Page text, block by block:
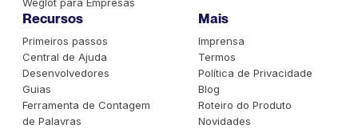
Recursos
Primeiros passos
Central de Ajuda
Desenvolvedores
Guias
Ferramenta de Contagem
de Palavras
Mais
Imprensa
Termos
Política de Privacidade
Blog
Roteiro do Produto
Novidades